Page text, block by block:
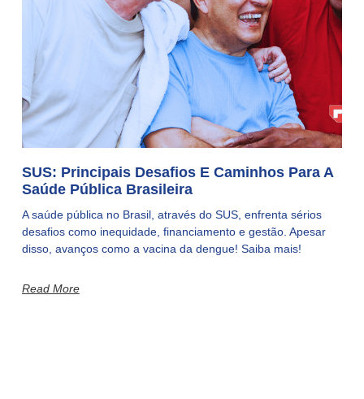
SUS: Principais Desafios E Caminhos Para A
Saúde Pública Brasileira
A saúde pública no Brasil, através do SUS, enfrenta sérios
desafios como inequidade, financiamento e gestão. Apesar
disso, avanços como a vacina da dengue! Saiba mais!
Read More